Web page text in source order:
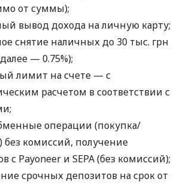
от суммы);
вывод дохода на личную карту;
снятие наличных до 30 тыс. грн
— 0.75%);
лимит на счете — с
расчетом в соответствии с
операции (покупка/
без комиссий, получение
с Payoneer и SEPA (без комиссий);
срочных депозитов на срок от